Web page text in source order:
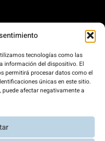
tecnologías como las
información del dispositivo. El
permitirá procesar datos como el
únicas en este sitio.
afectar negativamente a
Izda. 28003
por energías